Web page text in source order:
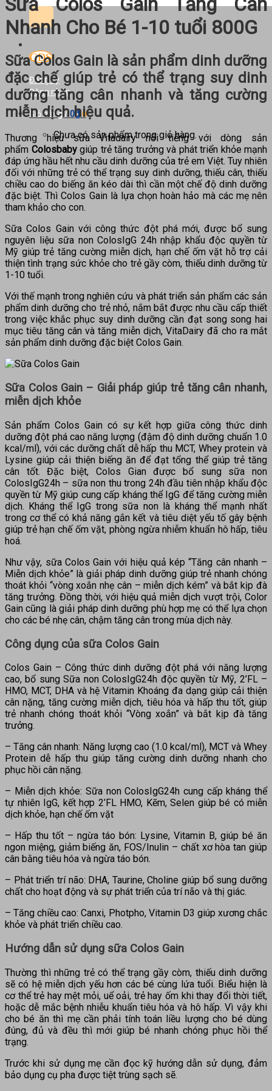
Đăng ký
Đăng nhập
Giỏ hàng / 0₫ 0
Chưa có sản phẩm trong giỏ hàng.
Nhanh Cho Bé 1-10 tuổi 800G
Sữa Colos Gain là sản phẩm dinh dưỡng
đặc chế giúp trẻ có thể trạng suy dinh
dưỡng tăng cân nhanh và tăng cường
miễn dịch hiệu quả.
Thương hiệu sữa Vitadairy nổi tiếng với dòng sản
phẩm Colosbabygiúp trẻ tăng trưởng và phát triển khỏe mạnh
đáp ứng hầu hết nhu cầu dinh dưỡng của trẻ em Việt. Tuy nhiên
đối với những trẻ có thể trạng suy dinh dưỡng, thiếu cân, thiếu
chiều cao do biếng ăn kéo dài thì cần một chế độ dinh dưỡng
đặc biệt. Thì Colos Gain là lựa chọn hoàn hảo mà các mẹ nên
tham khảo cho con.
Sữa Colos Gain với công thức đột phá mới, được bổ sung
nguyên liệu sữa non ColosIgG 24h nhập khẩu độc quyền từ
Mỹ giúp trẻ tăng cường miễn dịch, hạn chế ốm vặt hỗ trợ cải
thiện tình trạng sức khỏe cho trẻ gầy còm, thiếu dinh dưỡng từ
1-10 tuổi.
Với thế mạnh trong nghiên cứu và phát triển sản phẩm các sản
phẩm dinh dưỡng cho trẻ nhỏ, nắm bắt được nhu cầu cấp thiết
trong việc khắc phục suy dinh dưỡng cần đạt song song hai
mục tiêu tăng cân và tăng miễn dịch, VitaDairy đã cho ra mắt
sản phẩm dinh dưỡng đặc biệt Colos Gain.
Sữa Colos Gain – Giải pháp giúp trẻ tăng cân nhanh,
miễn dịch khỏe
Sản phẩm Colos Gain có sự kết hợp giữa công thức dinh
dưỡng đột phá cao năng lượng (đậm độ dinh dưỡng chuẩn 1.0
kcal/ml), với các dưỡng chất dễ hấp thu MCT, Whey protein và
Lysine giúp cải thiện biếng ăn để đạt tổng thể giúp trẻ tăng
cân tốt. Đặc biệt, Colos Gian được bổ sung sữa non
ColosIgG24h – sữa non thu trong 24h đầu tiên nhập khẩu độc
quyền từ Mỹ giúp cung cấp kháng thể IgG để tăng cường miễn
dịch. Kháng thể IgG trong sữa non là kháng thể mạnh nhất
trong cơ thể có khả năng gắn kết và tiêu diệt yếu tố gây bệnh
giúp trẻ hạn chế ốm vặt, phòng ngừa nhiễm khuẩn hô hấp, tiêu
hoá.
Như vậy, sữa Colos Gain với hiệu quả kép “Tăng cân nhanh –
Miễn dịch khỏe” là giải pháp dinh dưỡng giúp trẻ nhanh chóng
thoát khỏi “vòng xoắn nhẹ cân – miễn dịch kém” và bắt kịp đà
tăng trưởng. Đồng thời, với hiệu quả miễn dịch vượt trội, Color
Gain cũng là giải pháp dinh dưỡng phù hợp mẹ có thể lựa chọn
cho các bé nhẹ cân, chậm tăng cân trong mùa dịch này.
Công dụng của sữa Colos Gain
Colos Gain – Công thức dinh dưỡng đột phá với năng lượng
cao, bổ sung Sữa non ColosIgG24h độc quyền từ Mỹ, 2’FL –
HMO, MCT, DHA và hệ Vitamin Khoáng đa dạng giúp cải thiện
cân nặng, tăng cường miễn dịch, tiêu hóa và hấp thu tốt, giúp
trẻ nhanh chóng thoát khỏi “Vòng xoắn” và bắt kịp đà tăng
trưởng.
– Tăng cân nhanh: Năng lượng cao (1.0 kcal/ml), MCT và Whey
Protein dễ hấp thu giúp tăng cường dinh dưỡng nhanh cho
phục hồi cân nặng.
– Miễn dịch khỏe: Sữa non ColosIgG24h cung cấp kháng thể
tự nhiên IgG, kết hợp 2’FL HMO, Kẽm, Selen giúp bé có miễn
dịch khỏe, hạn chế ốm vặt
– Hấp thu tốt – ngừa táo bón: Lysine, Vitamin B, giúp bé ăn
ngon miệng, giảm biếng ăn, FOS/Inulin – chất xơ hòa tan giúp
cân bằng tiêu hóa và ngừa táo bón.
– Phát triển trí não: DHA, Taurine, Choline giúp bổ sung dưỡng
chất cho hoạt động và sự phát triển của trí não và thị giác.
– Tăng chiều cao: Canxi, Photpho, Vitamin D3 giúp xương chắc
khỏe và phát triển chiều cao.
Hướng dẫn sử dụng sữa Colos Gain
Thường thì những trẻ có thể trạng gầy còm, thiếu dinh dưỡng
sẽ có hệ miễn dịch yếu hơn các bé cùng lứa tuổi. Biểu hiện là
cơ thể trẻ hay mệt mỏi, uể oải, trẻ hay ốm khi thay đổi thời tiết,
hoặc dễ mắc bệnh nhiễu khuẩn tiêu hóa và hô hấp. Vì vậy khi
cho bé ăn thì mẹ cần phải tính toán liều lượng cho bé dùng
đúng, đủ và đều thì mới giúp bé nhanh chóng phục hồi thể
trạng.
Trước khi sử dụng mẹ cần đọc kỹ hướng dẫn sử dụng, đảm
bảo dụng cụ pha được tiệt trùng sạch sẽ.